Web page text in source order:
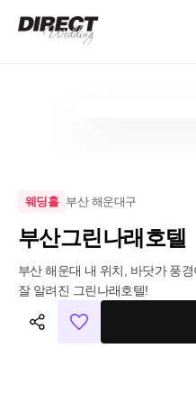
웨딩홀 부산 해운대구
부산그린나래호텔
부산 해운대 내 위치, 바닷가 풍
잘 알려진 그린나래호텔!